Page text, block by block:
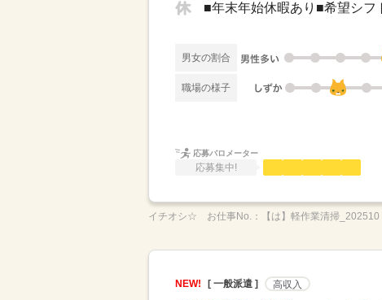
■年末年始休暇あり■希望シフ
男女の割合
職場の様子
応募バロメーター
応募集中!
イチオシ☆ お仕事No.： 【は】軽作業清掃_202510
NEW! [ 一般派遣 ] 高収入